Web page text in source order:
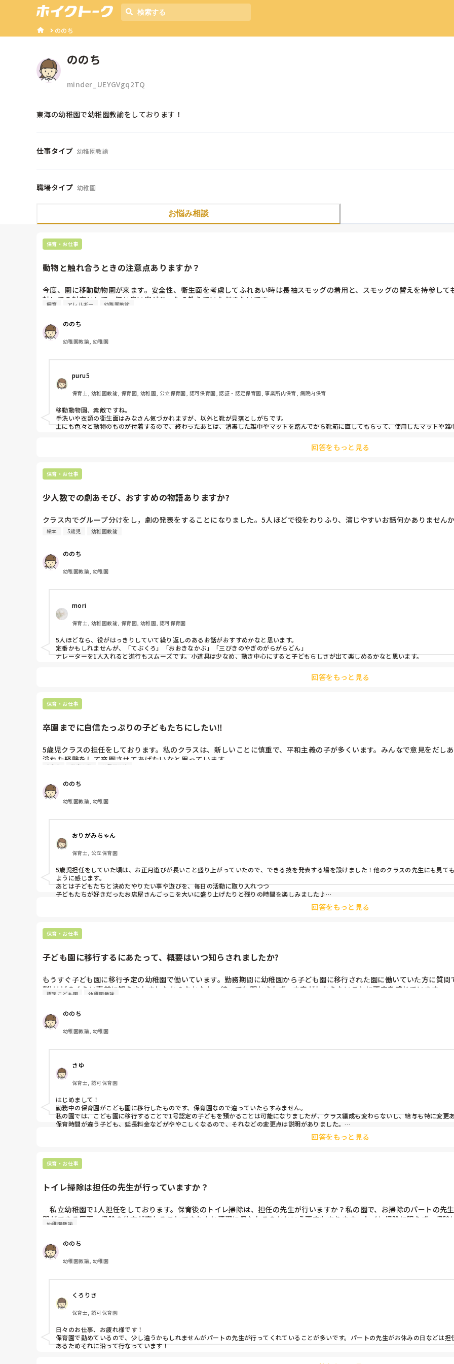
ののち
ののち
minder_UEYGVgq2TQ
東海の幼稚園で幼稚園教諭をしております！
仕事タイプ 幼稚園教諭
職場タイプ 幼稚園
お悩み相談
保育・お仕事
動物と触れ合うときの注意点ありますか？
今度、園に移動動物園が来ます。安全性、衛生面を考慮してふれあい時は長袖スモッグの着用と、スモッグの替えを持参し
対しての対応として、何か良い案があったら教えていただきたいです。
飼育 アレルギー 幼稚園教諭
ののち
幼稚園教諭, 幼稚園
puru5
保育士, 幼稚園教諭, 保育園, 幼稚園, 公立保育園, 認可保育園, 認証・認定保育園, 事業所内保育, 病院内保育
移動動物園、素敵ですね。
手洗いや衣類の衛生面はみなさん気づかれますが、以外と靴が見落としがちです。
土にも色々と動物のものが付着するので、終わったあとは、消毒した雑巾やマットを踏んでから靴箱に直してもらって、使用したマットや
回答をもっと見る
保育・お仕事
少人数での劇あそび、おすすめの物語ありますか?
クラス内でグループ分けをし，劇の発表をすることになりました。5人ほどで役をわりふり、演じやすいお話何かありません
絵本 5歳児 幼稚園教諭
ののち
幼稚園教諭, 幼稚園
mori
保育士, 幼稚園教諭, 保育園, 幼稚園, 認可保育園
5人ほどなら、役がはっきりしていて繰り返しのあるお話がおすすめかなと思います。
定番かもしれませんが、「てぶくろ」「おおきなかぶ」「三びきのやぎのがらがらどん」
ナレーターを1人入れると進行もスムーズです。小道具は少なめ、動き中心にすると子どもらしさが出て楽しめるかなと思います。
回答をもっと見る
保育・お仕事
卒園までに自信たっぷりの子どもたちにしたい‼︎
5歳児クラスの担任をしております。私のクラスは、新しいことに慎重で、平和主義の子が多くいます。みんなで意見をだし
溢れた経験をして卒園させてあげたいなと思っています。
(体を動かすことが大好きで、読み書きなどの能力も高いです！)
5歳児 保育内容 幼稚園教諭
ののち
幼稚園教諭, 幼稚園
おりがみちゃん
保育士, 公立保育園
5歳児担任をしていた頃は、お正月遊びが長いこと盛り上がっていたので、できる技を発表する場を設けました！他のクラスの先生にも見
ように感じます。
あとは子どもたちと決めたやりたい事や遊びを、毎日の活動に取り入れつつ
子どもたちが好きだったお店屋さんごっこを大いに盛り上げたりと残りの時間を楽しみました♪
回答をもっと見る
保育・お仕事
子ども園に移行するにあたって、概要はいつ知らされましたか?
もうすぐ子ども園に移行予定の幼稚園で働いています。勤務期間に幼稚園から子ども園に移行された園に働いていた方に質
料)はどのくらい事前に知らされましたか？なかなか、待っても明かされず、未来がわからないことに不安を感じています。
認定こども園 幼稚園教諭
ののち
幼稚園教諭, 幼稚園
さゆ
保育士, 認可保育園
はじめまして！
勤務中の保育園がこども園に移行したものです、保育園なので違っていたらすみません。
私の園では、こども園に移行することで1号認定の子どもを預かることは可能になりましたが、クラス編成も変わらないし、給与も特に変更
保育時間が違う子ども、延長料金などがややこしくなるので、それなどの変更点は説明がありました。
３ヶ月前とかだった気がします、あまり早く知らされてもよくわからん、、という感じもありました。回答をもっと見る
保育・お仕事
トイレ掃除は担任の先生が行っていますか？
私立幼稚園で1人担任をしております。保育後のトイレ掃除は、担任の先生が行いますか？私の園で、お掃除のパートの先
間ができる反面、掃除の仕方が変わることできちんと清潔に保たれるのかという不安もあります。トイレ掃除に限らず、掃
幼稚園教諭
ののち
幼稚園教諭, 幼稚園
くろりさ
保育士, 認可保育園
日々のお仕事、お疲れ様です！
保育園で勤めているので、少し違うかもしれませんがパートの先生が行ってくれていることが多いです。パートの先生がお休みの日などは
あるためそれに沿って行なっています！